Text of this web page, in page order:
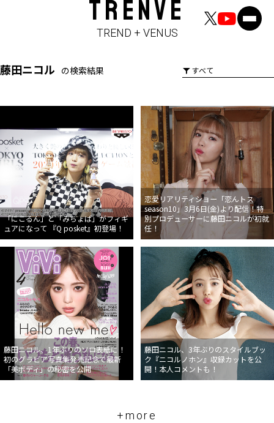
TRENVE
TREND + VENUS
藤田ニコル の検索結果
「にこるん」と「みちょぱ」がフィギ
ュアになって 『Q posket』初登場！
恋愛リアリティショー「恋んトス
season10」3月6日(金)より配信！特
別プロデューサーに藤田ニコルが初就
任！
藤田ニコル、1年ぶりのソロ表紙に！
初のグラビア写真集発売記念で最新
「美ボディ」の秘密を公開
藤田ニコル、3年ぶりのスタイルブッ
ク『ニコルノホン』収録カットを公
開！本人コメントも！
+more